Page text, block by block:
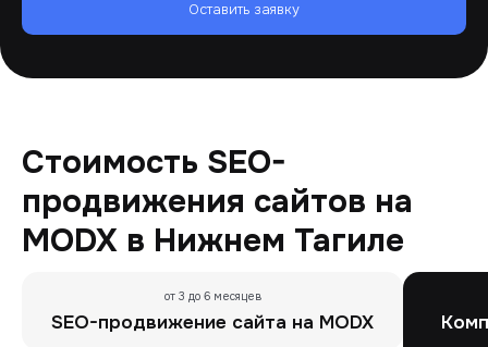
Оставить заявку
Стоимость SEO-
продвижения сайтов на
MODX в Нижнем Тагиле
от 3 до 6 месяцев
SEO-продвижение сайта на MODX